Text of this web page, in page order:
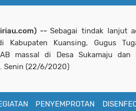
--Sebagai tindak lanjut
Kabupaten Kuansing, Gugus
massal di Desa Sukamaju dan
Senin (22/6/2020)
PENYEMPROTAN